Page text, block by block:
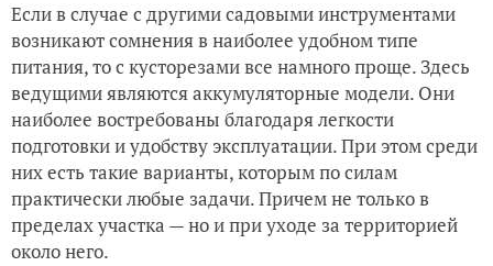
Если в случае с другими садовыми инструментами
возникают сомнения в наиболее удобном типе
питания, то с кусторезами все намного проще. Здесь
ведущими являются аккумуляторные модели. Они
наиболее востребованы благодаря легкости
подготовки и удобству эксплуатации. При этом среди
них есть такие варианты, которым по силам
практически любые задачи. Причем не только в
пределах участка — но и при уходе за территорией
около него.